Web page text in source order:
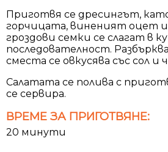
Приготвя се дресингът,
горчицата, виненият оцет
гроздови семки се слагат в
последователност.
сместа се овкусява със сол и
Салатата се полива с
се сервира.
ВРЕМЕ ЗА ПРИГОТВЯНЕ:
20 минути